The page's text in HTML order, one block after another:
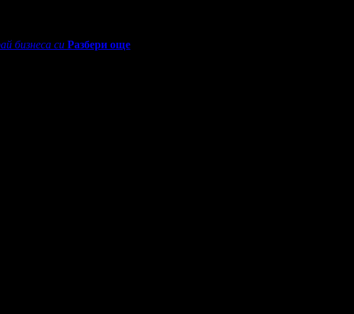
бизнеса си Разбери още